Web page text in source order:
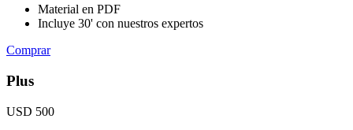
Material en PDF
Incluye 30' con nuestros expertos
Comprar
Plus
USD 500